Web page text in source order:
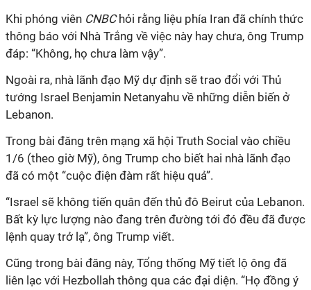
Khi phóng viên CNBChỏi rằng liệu phía Iran đã chính thức
thông báo với Nhà Trắng về việc này hay chưa, ông Trump
đáp: “Không, họ chưa làm vậy”.
Ngoài ra, nhà lãnh đạo Mỹ dự định sẽ trao đổi với Thủ
tướng Israel Benjamin Netanyahu về những diễn biến ở
Lebanon.
Trong bài đăng trên mạng xã hội Truth Social vào chiều
1/6 (theo giờ Mỹ), ông Trump cho biết hai nhà lãnh đạo
đã có một “cuộc điện đàm rất hiệu quả”.
“Israel sẽ không tiến quân đến thủ đô Beirut của Lebanon.
Bất kỳ lực lượng nào đang trên đường tới đó đều đã được
lệnh quay trở lạ”, ông Trump viết.
Cũng trong bài đăng này, Tổng thống Mỹ tiết lộ ông đã
liên lạc với Hezbollah thông qua các đại diện. “Họ đồng ý